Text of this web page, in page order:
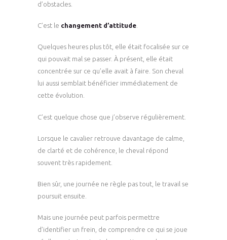
d’obstacles.
C’est le changement d’attitude
Quelques heures plus tôt, elle était focalisée sur ce
qui pouvait mal se passer. À présent, elle était
concentrée sur ce qu’elle avait à faire. Son cheval
lui aussi semblait bénéficier immédiatement de
cette évolution.
C’est quelque chose que j’observe régulièrement.
Lorsque le cavalier retrouve davantage de calme,
de clarté et de cohérence, le cheval répond
souvent très rapidement.
Bien sûr, une journée ne règle pas tout, le travail se
poursuit ensuite.
Mais une journée peut parfois permettre
d’identifier un frein, de comprendre ce qui se joue